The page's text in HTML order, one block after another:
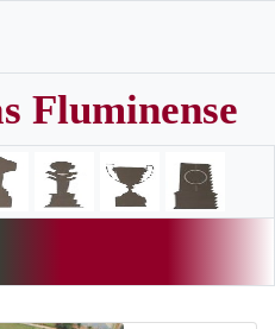
Fluminense